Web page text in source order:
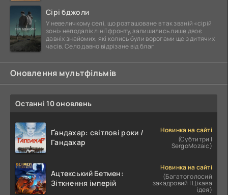
Сірі бджоли
У невеличкому селі, що розташоване в так званій «сірій
зоні» неподалік лінії фронту, залишились лише двоє
давніх знайомих, які колись були ворогами ще з дитячих
часів. Село давно відрізане від благ
Оновлення мультфільмів
Останні 10 оновлень
Ґандахар: світлові роки /
Гандахар
Новинка на сайті
(Субтитри |
SergoMozaic)
Ацтекський Бетмен:
Зіткнення імперій
Новинка на сайті
(Багатоголосий
закадровий | Цікава
ідея)